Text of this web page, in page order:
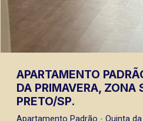
APARTAMENTO
DA PRIMAVERA, ZONA
PRETO/SP.
Apartamento Padrão - Quinta